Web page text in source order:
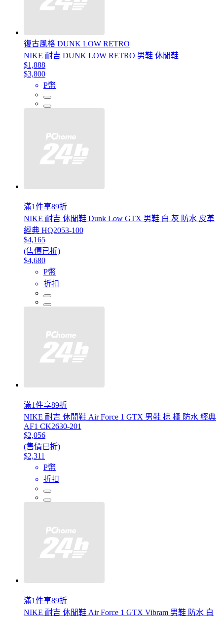
復古風格 DUNK LOW RETRO
NIKE 耐吉 DUNK LOW RETRO 男鞋 休閒鞋
$1,888
$3,800
P幣
滿1件享89折
NIKE 耐吉 休閒鞋 Dunk Low GTX 男鞋 白 灰 防水 皮革
經典 HQ2053-100
$4,165
(售價已折)
$4,680
P幣
折扣
滿1件享89折
NIKE 耐吉 休閒鞋 Air Force 1 GTX 男鞋 棕 橘 防水 經典
AF1 CK2630-201
$2,056
(售價已折)
$2,311
P幣
折扣
滿1件享89折
NIKE 耐吉 休閒鞋 Air Force 1 GTX Vibram 男鞋 防水 白